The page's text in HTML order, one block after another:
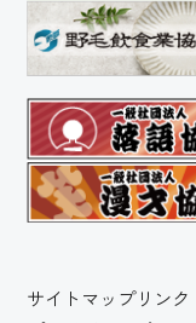
サイトマップリンク